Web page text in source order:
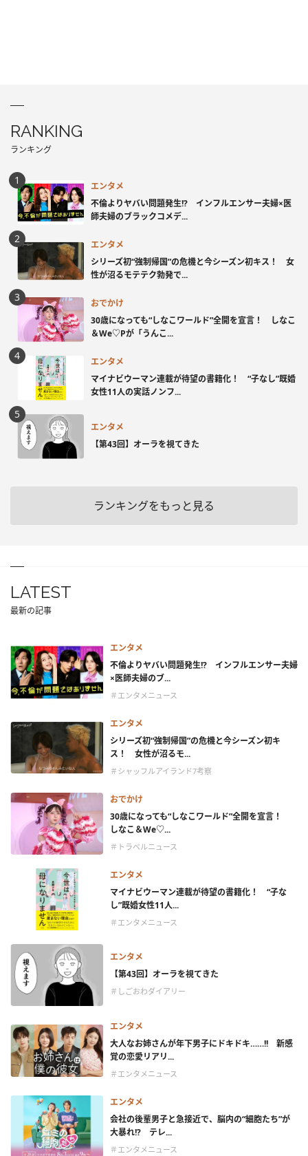
RANKING
ランキング
エンタメ
不倫よりヤバい問題発生!? インフルエンサー夫婦×医
師夫婦のブラックコメデ...
エンタメ
シリーズ初“強制帰国”の危機と今シーズン初キス！ 女
性が沼るモテテク勃発で...
おでかけ
30歳になっても“しなこワールド”全開を宣言！ しなこ
＆We♡Pが「うんこ...
エンタメ
マイナビウーマン連載が待望の書籍化！ “子なし”既婚
女性11人の実話ノンフ...
エンタメ
【第43回】オーラを視てきた
ランキングをもっと見る
LATEST
最新の記事
エンタメ
不倫よりヤバい問題発生!? インフルエンサー夫婦
×医師夫婦のブ...
＃エンタメニュース
エンタメ
シリーズ初“強制帰国”の危機と今シーズン初キ
ス！ 女性が沼るモ...
＃シャッフルアイランド7考察
おでかけ
30歳になっても“しなこワールド”全開を宣言！
しなこ＆We♡...
＃トラベルニュース
エンタメ
マイナビウーマン連載が待望の書籍化！ “子な
し”既婚女性11人...
＃エンタメニュース
エンタメ
【第43回】オーラを視てきた
＃しごおわダイアリー
エンタメ
大人なお姉さんが年下男子にドキドキ……!! 新感
覚の恋愛リアリ...
＃エンタメニュース
エンタメ
会社の後輩男子と急接近で、脳内の“細胞たち”が
大暴れ!? テレ...
＃エンタメニュース